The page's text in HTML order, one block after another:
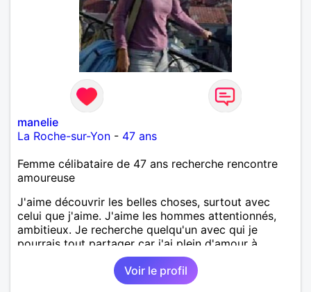
manelie
La Roche-sur-Yon - 47 ans
Femme célibataire de 47 ans recherche rencontre
amoureuse
J'aime découvrir les belles choses, surtout avec
celui que j'aime. J'aime les hommes attentionnés,
ambitieux. Je recherche quelqu'un avec qui je
pourrais tout partager car j'ai plein d'amour à
Voir le profil